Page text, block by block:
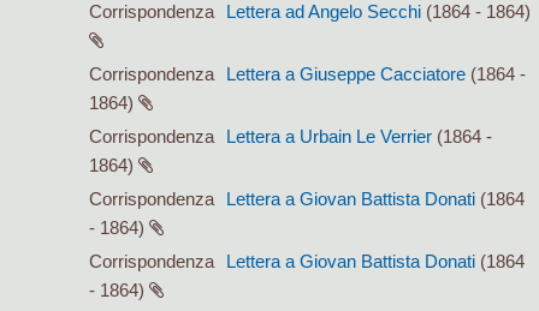
Corrispondenza
Lettera ad Angelo Secchi (1864 - 1864)
Corrispondenza Lettera a Giuseppe Cacciatore (1864 -
1864)
Corrispondenza
Lettera a Urbain Le Verrier (1864 -
1864)
Corrispondenza
Lettera a Giovan Battista Donati (1864
- 1864)
Corrispondenza
Lettera a Giovan Battista Donati (1864
- 1864)